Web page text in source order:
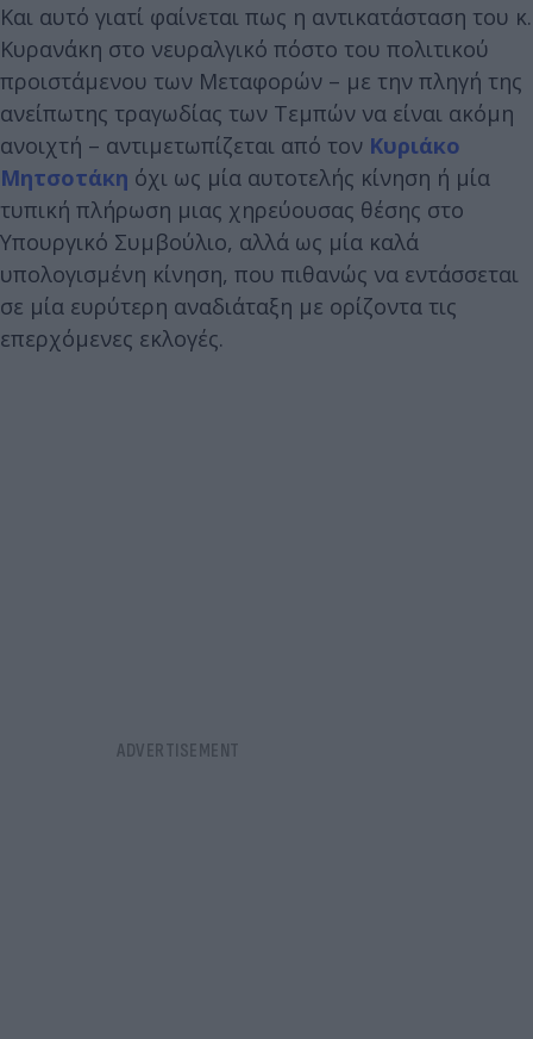
Και αυτό γιατί φαίνεται πως η αντικατάσταση του κ.
Κυρανάκη στο νευραλγικό πόστο του πολιτικού
προιστάμενου των Μεταφορών – με την πληγή της
ανείπωτης τραγωδίας των Τεμπών να είναι ακόμη
ανοιχτή – αντιμετωπίζεται από τον Κυριάκο
Μητσοτάκη όχι ως μία αυτοτελής κίνηση ή μία
τυπική πλήρωση μιας χηρεύουσας θέσης στο
Υπουργικό Συμβούλιο, αλλά ως μία καλά
υπολογισμένη κίνηση, που πιθανώς να εντάσσεται
σε μία ευρύτερη αναδιάταξη με ορίζοντα τις
επερχόμενες εκλογές.